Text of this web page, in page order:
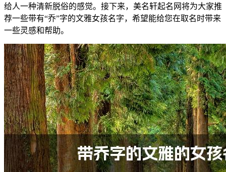
给人一种清新脱俗的感觉。接下来，美名轩起名网将为大家推
荐一些带有“乔”字的文雅女孩名字，希望能给您在取名时带来
一些灵感和帮助。